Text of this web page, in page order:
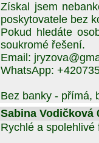
Získal jsem
poskytovatele bez
Pokud hledáte
soukromé řešení.
Email:
WhatsApp:
Bez banky - přímá,
Sabina Vodičková
Rychlé a spolehlivé